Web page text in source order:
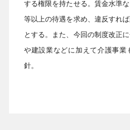
する権限を持たせる。賃金水準
等以上の待遇を求め、違反すれ
とする。また、今回の制度改正
や建設業などに加えて介護事業
針。